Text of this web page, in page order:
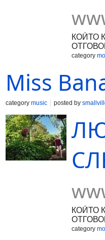
КОЙТО
FILMS
category
Miss
category music posted by
КОЙТО
FILMS
category